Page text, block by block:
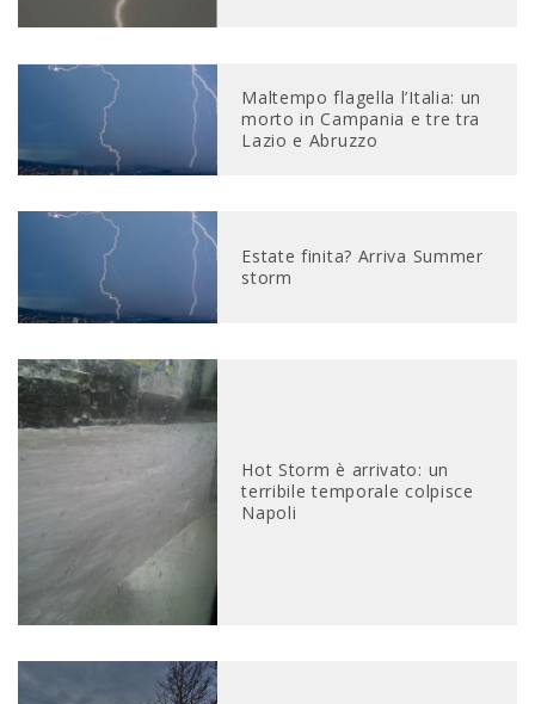
Maltempo flagella l’Italia: un
morto in Campania e tre tra
Lazio e Abruzzo
Estate finita? Arriva Summer
storm
Hot Storm è arrivato: un
terribile temporale colpisce
Napoli